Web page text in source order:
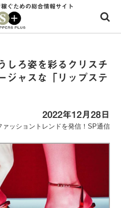
通信
バイマの疑問に現役パーソナルショッパーが答えてみた
ぐための総合情報サイト
しろ姿を彩るクリスチ
ジャスな「リップステ
2022年12月28日
ァッショントレンドを発信！SP通信